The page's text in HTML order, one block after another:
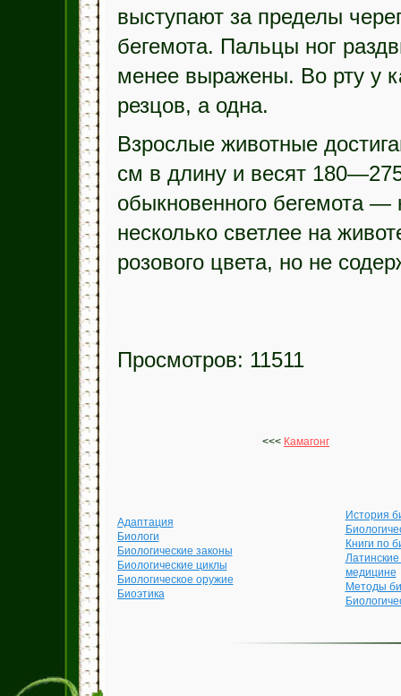
выступают за пределы
бегемота. Пальцы ног
менее выражены. Во рту у
резцов, а одна.
Взрослые животные
см в длину и весят
обыкновенного бегемота —
несколько светлее на
розового цвета, но не
Просмотров: 11511
<<< Камагонг
Адаптация
Биологи
Биологические законы
Биологические циклы
Биологическое оружие
Биоэтика
История
Книги по
медицине
Методы